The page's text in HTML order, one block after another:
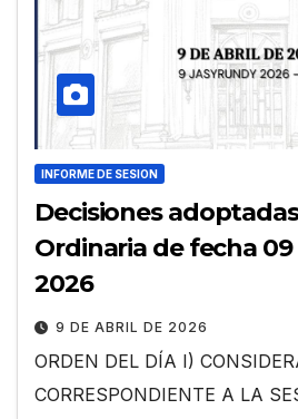
INFORME DE SESION
Decisiones
Ordinaria de fecha
2026
9 DE ABRIL DE 2026
ORDEN DEL DÍA I)
CORRESPONDIENTE A LA